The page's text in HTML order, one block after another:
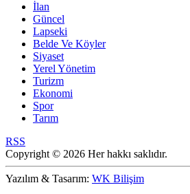
İlan
Güncel
Lapseki
Belde Ve Köyler
Siyaset
Yerel Yönetim
Turizm
Ekonomi
Spor
Tarım
RSS
Copyright © 2026 Her hakkı saklıdır.
Yazılım & Tasarım: WK Bilişim